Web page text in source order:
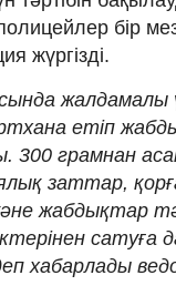
бір
жүргізді.
жалдамалы
етіп
300 грамнан
заттар,
жабдықтар
сатуға
хабарлады